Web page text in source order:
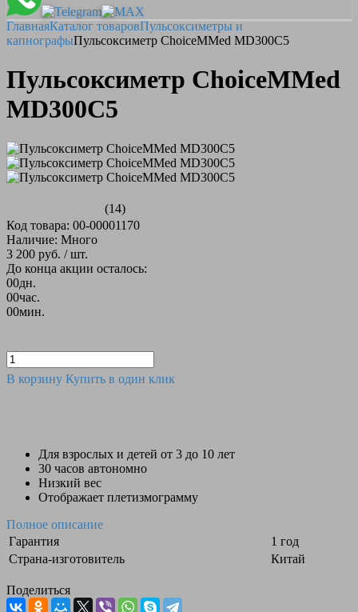
ГлавнаяКаталог товаровПульсоксиметры и
капнографыПульсоксиметр ChoiceMMed MD300C5
Пульсоксиметр ChoiceMMed
MD300C5
(14)
Код товара: 00-00001170
Наличие: Много
3 200 руб. / шт.
До конца акции осталось:
00дн.
00час.
00мин.
В корзину Купить в один клик
Для взрослых и детей от 3 до 10 лет
30 часов автономно
Низкий вес
Отображает плетизмограмму
Полное описание
Гарантия
1 год
Страна-изготовитель
Китай
Поделиться